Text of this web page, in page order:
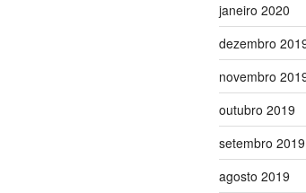
janeiro 2020
dezembro
novembro
outubro 2019
setembro 2019
agosto 2019